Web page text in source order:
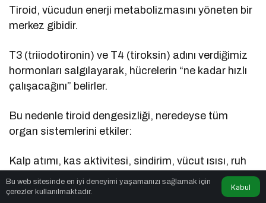
Tiroid, vücudun enerji metabolizmasını yöneten bir
merkez gibidir.
T3 (triiodotironin) ve T4 (tiroksin) adını verdiğimiz
hormonları salgılayarak, hücrelerin “ne kadar hızlı
çalışacağını” belirler.
Bu nedenle tiroid dengesizliği, neredeyse tüm
organ sistemlerini etkiler:
Kalp atımı, kas aktivitesi, sindirim, vücut ısısı, ruh
hali, hatta saç dökülmesi bile bu hormonlara
bağlıdır.
Bu web sitesinde en iyi deneyimi yaşamanızı sağlamak için
çerezler kullanılmaktadır.
Kabul